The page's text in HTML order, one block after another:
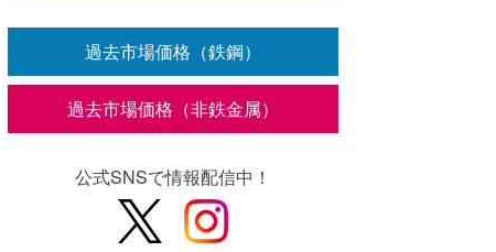
過去市場価格（鉄鋼）
過去市場価格（非鉄金属）
公式SNSで情報配信中！